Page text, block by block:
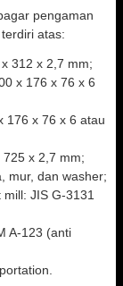
pengaman
atas:
312 x 2,7 mm;
x 176 x 76 x 6
x 76 x 6 atau
x 2,7 mm;
mur, dan washer;
JIS G-3131
A-123 (anti